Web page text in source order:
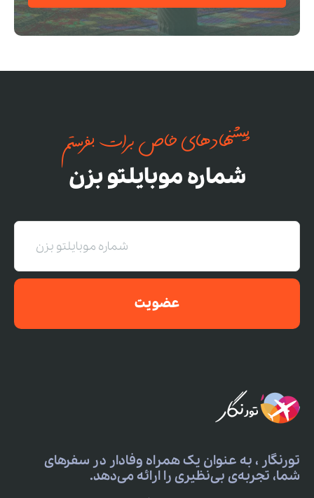
پیشنهادهای خاص برات بفرستم
شماره موبایلتو بزن
عضویت
تورنگار ، به عنوان یک همراه وفادار در سفرهای
شما، تجربه‌ی بی‌نظیری را ارائه می‌دهد.